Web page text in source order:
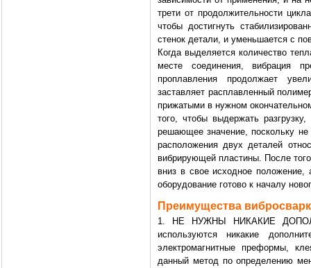
трети от продолжительности
чтобы достигнуть
стенок детали, и уменьшается с
Когда выделяется количество
месте соединения, вибрация
проплавления продолжает
заставляет расплавленный
прижатыми в нужном
того, чтобы выдержать
решающее значение, поскольку не
расположения двух деталей
вибрирующей пластины. После
вниз в свое исходное положение,
оборудование готово к началу
Преимущества
1. НЕ НУЖНЫ НИКАКИЕ
используются никакие
электромагнитные преформы,
данный метод по определению